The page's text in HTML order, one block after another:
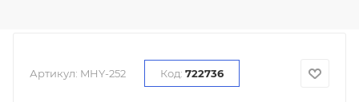
Артикул: MHY-252 Код: 722736